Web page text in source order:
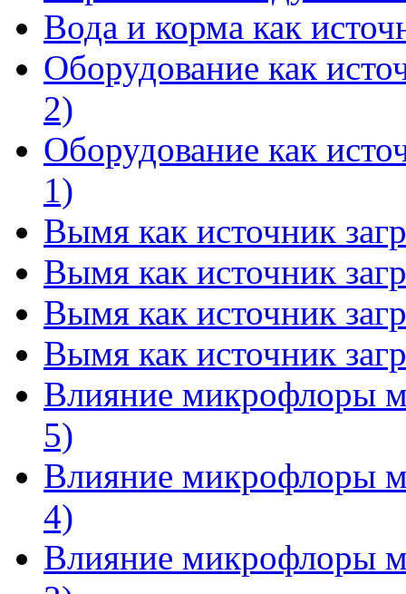
Вода и корма как
Оборудование как
2)
Оборудование как
1)
Вымя как источник
Вымя как источник
Вымя как источник
Вымя как источник
Влияние микрофлоры
5)
Влияние микрофлоры
4)
Влияние микрофлоры